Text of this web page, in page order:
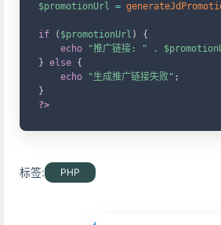
$promotionUrl =
if ( $promotionUrl )
{
echo
"推广链接: " .
} else {
echo
"生成推广链接失败" ;
}
?>
标签: PHP